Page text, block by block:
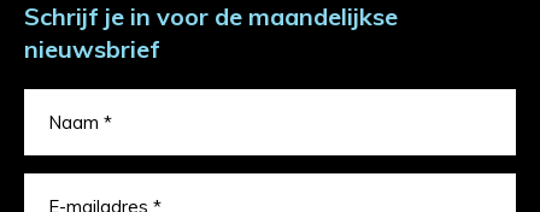
Schrijf je in voor de maandelijkse
nieuwsbrief